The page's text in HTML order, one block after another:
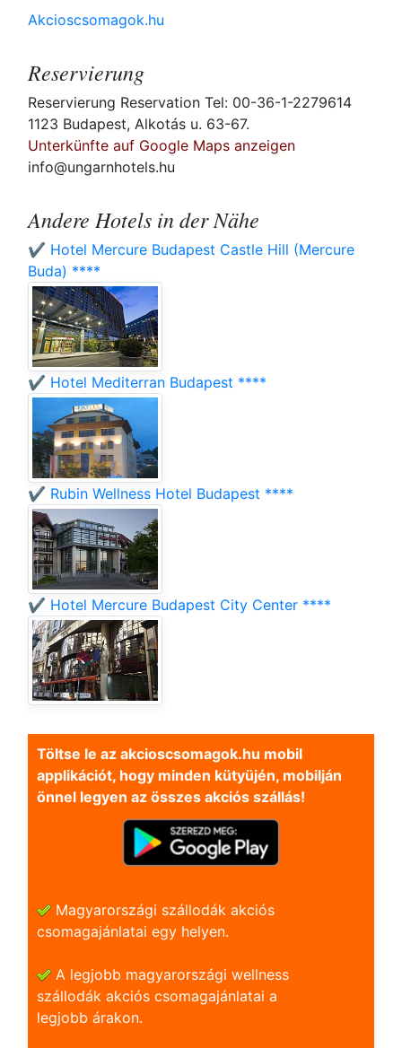
Akcioscsomagok.hu
Reservierung
Reservierung Reservation Tel: 00-36-1-2279614
1123 Budapest, Alkotás u. 63-67.
Unterkünfte auf Google Maps anzeigen
info@ungarnhotels.hu
Andere Hotels in der Nähe
✔️ Hotel Mercure Budapest Castle Hill (Mercure
Buda) ****
✔️ Hotel Mediterran Budapest ****
✔️ Rubin Wellness Hotel Budapest ****
✔️ Hotel Mercure Budapest City Center ****
Töltse le az akcioscsomagok.hu mobil
applikációt, hogy minden kütyüjén, mobilján
önnel legyen az összes akciós szállás!
Magyarországi szállodák akciós
csomagajánlatai egy helyen.
A legjobb magyarországi wellness
szállodák akciós csomagajánlatai a
legjobb árakon.